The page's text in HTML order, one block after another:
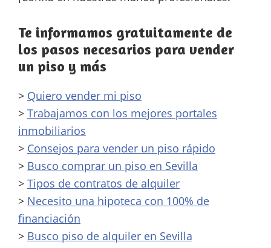
Te informamos gratuitamente de
los pasos necesarios para vender
un piso y más
> Quiero vender mi piso
> Trabajamos con los mejores portales
inmobiliarios
> Consejos para vender un piso rápido
> Busco comprar un piso en Sevilla
> Tipos de contratos de alquiler
> Necesito una hipoteca con 100% de
financiación
> Busco piso de alquiler en Sevilla